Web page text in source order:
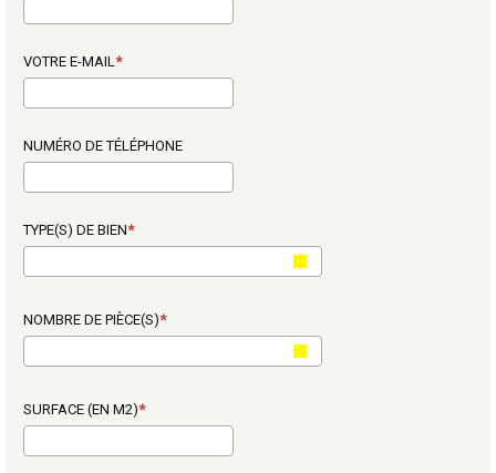
VOTRE E-MAIL
NUMÉRO DE TÉLÉPHONE
TYPE(S) DE BIEN
NOMBRE DE PIÈCE(S)
SURFACE (EN M2)